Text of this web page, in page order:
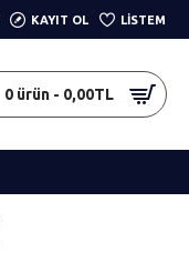
KAYIT OL LISTEM
0 ürün - 0,00TL